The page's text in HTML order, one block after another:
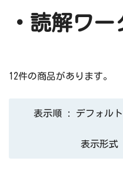
・読解ワー
12件の商品があります。
表示順 : デフォル
表示形